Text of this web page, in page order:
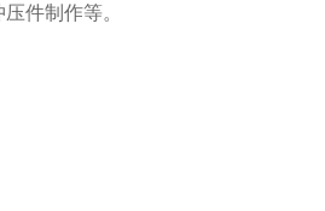
件制作等。